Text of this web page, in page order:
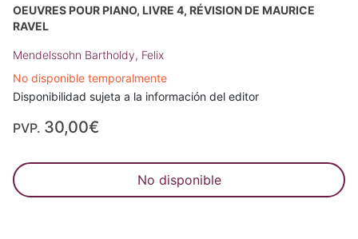
OEUVRES POUR PIANO, LIVRE 4, RÉVISION DE MAURICE
RAVEL
Mendelssohn Bartholdy, Felix
No disponible temporalmente
Disponibilidad sujeta a la información del editor
PVP. 30,00€
No disponible